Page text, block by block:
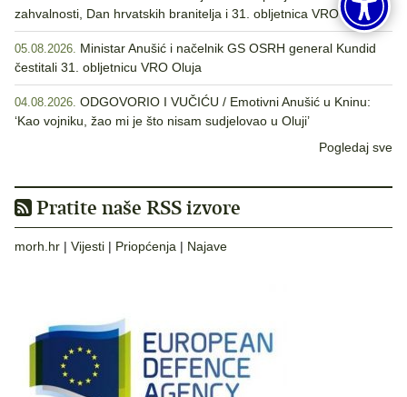
zahvalnosti, Dan hrvatskih branitelja i 31. obljetnica VRO Oluja
05.08.2026. Ministar Anušić i načelnik GS OSRH general Kundid
čestitali 31. obljetnicu VRO Oluja
04.08.2026. ODGOVORIO I VUČIĆU / Emotivni Anušić u Kninu:
‘Kao vojniku, žao mi je što nisam sudjelovao u Oluji’
Pogledaj sve
Pratite naše RSS izvore
morh.hr | Vijesti | Priopćenja | Najave